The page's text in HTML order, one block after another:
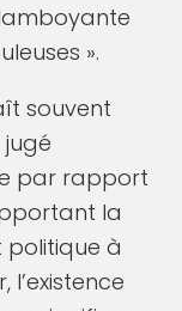
».
souvent
par rapport
la
politique à
l’existence